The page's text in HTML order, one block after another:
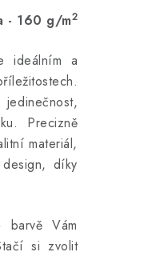
- 160 g/m2
ideálním a
Precizně
materiál,
díky
Vám
si zvolit